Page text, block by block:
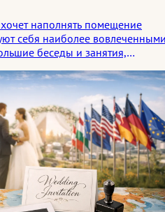
наполнять помещение
себя наиболее
беседы и занятия,
свадебные активности для
эти более тихие варианты
истории.